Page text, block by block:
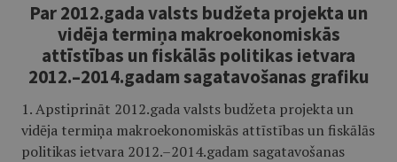
Par 2012.gada valsts budžeta projekta un
vidēja termiņa makroekonomiskās
attīstības un fiskālās politikas ietvara
2012.–2014.gadam sagatavošanas grafiku
1. Apstiprināt 2012.gada valsts budžeta projekta un
vidēja termiņa makroekonomiskās attīstības un fiskālās
politikas ietvara 2012.–2014.gadam sagatavošanas